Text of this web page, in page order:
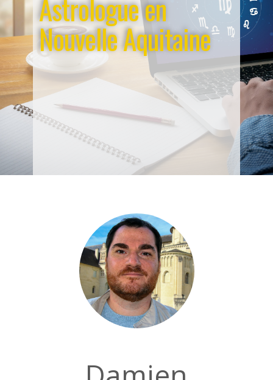
Astrologue en
Nouvelle Aquitaine